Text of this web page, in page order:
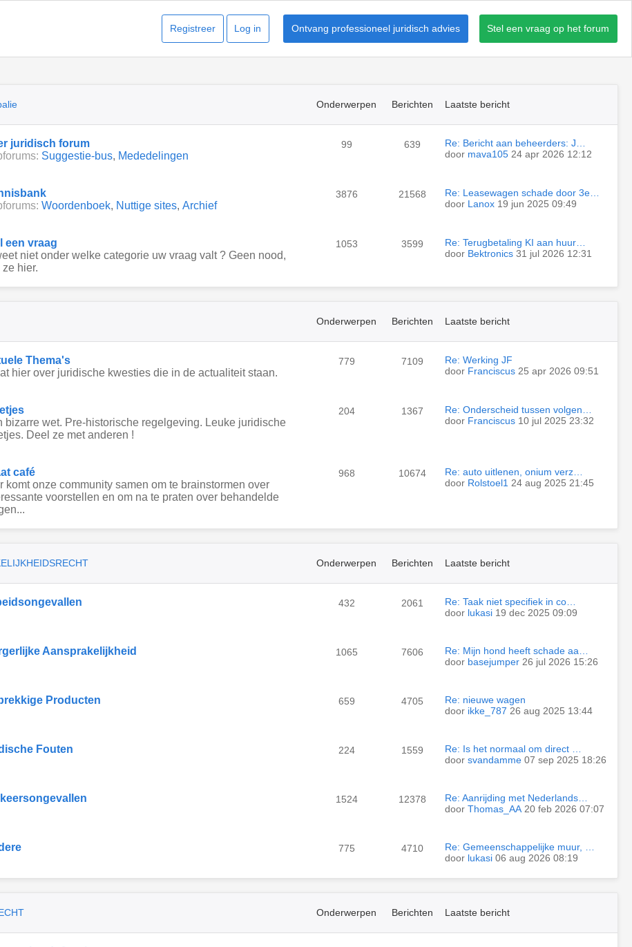
Stel een vraag op het forum
Ontvang professioneel juridisch advies
Log in
Registreer
Onderwerpen Berichten Laatste bericht
juridisch forum
Suggestie-bus, Mededelingen
99 639
Re: Bericht aan beheerders: J…
door mava105 24 apr 2026 12:12
Woordenboek, Nuttige sites, Archief
3876 21568
Re: Leasewagen schade door 3e…
door Lanox 19 jun 2025 09:49
een vraag
niet onder welke categorie uw vraag valt ? Geen nood,
ze hier.
1053 3599
Re: Terugbetaling KI aan huur…
door Bektronics 31 jul 2026 12:31
Onderwerpen Berichten Laatste bericht
Thema's
hier over juridische kwesties die in de actualiteit staan.
779 7109
Re: Werking JF
door Franciscus 25 apr 2026 09:51
bizarre wet. Pre-historische regelgeving. Leuke juridische
Deel ze met anderen !
204 1367
Re: Onderscheid tussen volgen…
door Franciscus 10 jul 2025 23:32
café
komt onze community samen om te brainstormen over
voorstellen en om na te praten over behandelde
968 10674
Re: auto uitlenen, onium verz…
door Rolstoel1 24 aug 2025 21:45
Onderwerpen Berichten Laatste bericht
432 2061
Re: Taak niet specifiek in co…
door lukasi 19 dec 2025 09:09
Aansprakelijkheid 1065 7606
Re: Mijn hond heeft schade aa…
door basejumper 26 jul 2026 15:26
Producten 659 4705
Re: nieuwe wagen
door ikke_787 26 aug 2025 13:44
Fouten 224 1559
Re: Is het normaal om direct …
door svandamme 07 sep 2025 18:26
1524 12378
Re: Aanrijding met Nederlands…
door Thomas_AA 20 feb 2026 07:07
775 4710
Re: Gemeenschappelijke muur, …
door lukasi 06 aug 2026 08:19
Onderwerpen Berichten Laatste bericht